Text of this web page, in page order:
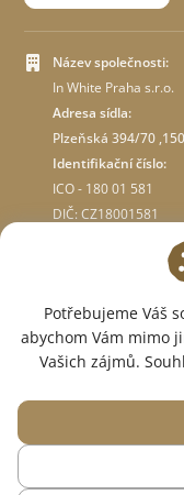
Název společnosti:
In White Praha s.r.o.
Adresa sídla:
Plzeňská 394/70
Identifikační číslo:
ICO - 180 01 581
DIČ: CZ18001581
JSME V SOCIÁLNÍCH
© 2015 — 2026,
Potřebujeme Váš
abychom Vám mimo
Vašich zájmů.